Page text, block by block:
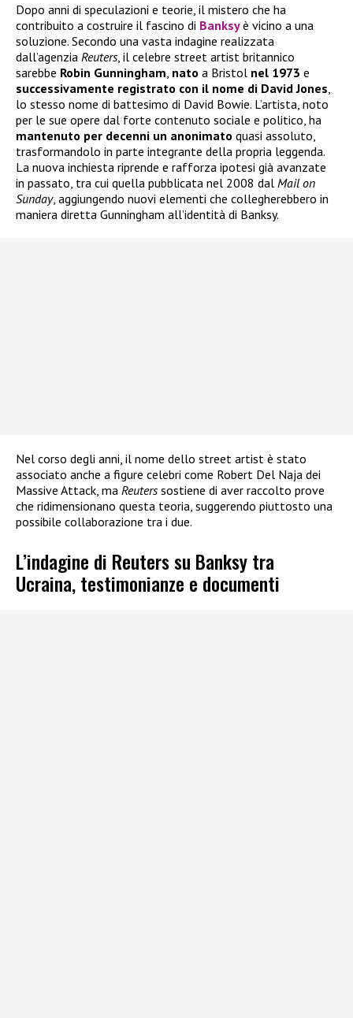
Dopo anni di speculazioni e teorie, il mistero che ha
contribuito a costruire il fascino di Banksyè vicino a una
soluzione. Secondo una vasta indagine realizzata
dall’agenzia Reuters, il celebre street artist britannico
sarebbe Robin Gunningham nato a Bristol nel 1973 e
successivamente registrato con il nome di David Jones
lo stesso nome di battesimo di David Bowie. L’artista, noto
per le sue opere dal forte contenuto sociale e politico, ha
mantenuto per decenni un anonimato quasi assoluto,
trasformandolo in parte integrante della propria leggenda.
La nuova inchiesta riprende e rafforza ipotesi già avanzate
in passato, tra cui quella pubblicata nel 2008 dal Mail on
Sunday, aggiungendo nuovi elementi che collegherebbero in
maniera diretta Gunningham all’identità di Banksy.
Nel corso degli anni, il nome dello street artist è stato
associato anche a figure celebri come Robert Del Naja dei
Massive Attack, ma Reuterssostiene di aver raccolto prove
che ridimensionano questa teoria, suggerendo piuttosto una
possibile collaborazione tra i due.
L’indagine di Reuters su Banksy tra
Ucraina, testimonianze e documenti